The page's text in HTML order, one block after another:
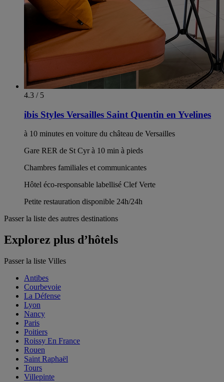
4.3 / 5
ibis Styles Versailles Saint Quentin en Yvelines
à 10 minutes en voiture du château de Versailles
Gare RER de St Cyr à 10 min à pieds
Chambres familiales et communicantes
Hôtel éco-responsable labellisé Clef Verte
Petite restauration disponible 24h/24h
Passer la liste des autres destinations
Explorez plus d’hôtels
Passer la liste Villes
Antibes
Courbevoie
La Défense
Lyon
Nancy
Paris
Poitiers
Roissy En France
Rouen
Saint Raphaël
Tours
Villepinte